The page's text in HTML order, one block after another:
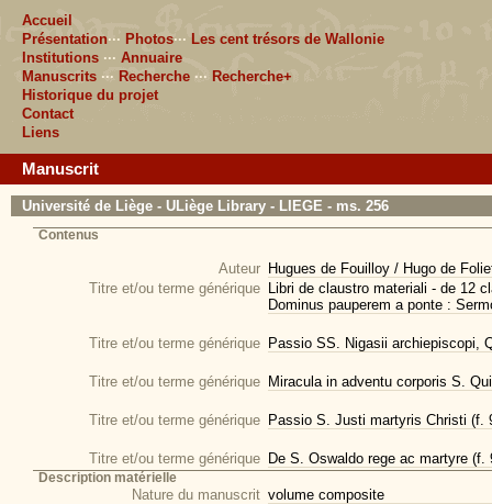
Accueil
Présentation··· Photos··· Les cent trésors de Wallonie
Institutions ··· Annuaire
Manuscrits ··· Recherche ··· Recherche+
Historique du projet
Contact
Liens
Manuscrit
Université de Liège - ULiège Library - LIEGE - ms. 256
Contenus
Auteur Hugues de Fouilloy / Hugo de
Titre et/ou terme générique Libri de claustro materiali - de 12
Dominus pauperem a ponte :
Titre et/ou terme générique Passio SS. Nigasii archiepiscopi,
Titre et/ou terme générique Miracula in adventu corporis S.
Titre et/ou terme générique Passio S. Justi martyris Christi (f.
Titre et/ou terme générique De S. Oswaldo rege ac martyre (f.
Description matérielle
Nature du manuscrit volume composite